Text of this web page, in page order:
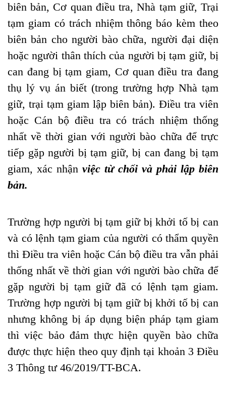
biên bản, Cơ quan điều tra, Nhà tạm giữ, Trại
tạm giam có trách nhiệm thông báo kèm theo
biên bản cho người bào chữa, người đại diện
hoặc người thân thích của người bị tạm giữ, bị
can đang bị tạm giam, Cơ quan điều tra đang
thụ lý vụ án biết (trong trường hợp Nhà tạm
giữ, trại tạm giam lập biên bản). Điều tra viên
hoặc Cán bộ điều tra có trách nhiệm thống
nhất về thời gian với người bào chữa để trực
tiếp gặp người bị tạm giữ, bị can đang bị tạm
giam, xác nhận việc từ chối và phải lập biên
bản.
Trường hợp người bị tạm giữ bị khởi tố bị can
và có lệnh tạm giam của người có thẩm quyền
thì Điều tra viên hoặc Cán bộ điều tra vẫn phải
thống nhất về thời gian với người bào chữa để
gặp người bị tạm giữ đã có lệnh tạm giam.
Trường hợp người bị tạm giữ bị khởi tố bị can
nhưng không bị áp dụng biện pháp tạm giam
thì việc bảo đảm thực hiện quyền bào chữa
được thực hiện theo quy định tại khoản 3 Điều
3 Thông tư 46/2019/TT-BCA.